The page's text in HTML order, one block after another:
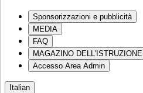
Sponsorizzazioni e pubblicità
MEDIA
FAQ
MAGAZINO DELL'ISTRUZIONE
Accesso Area Admin
Italian